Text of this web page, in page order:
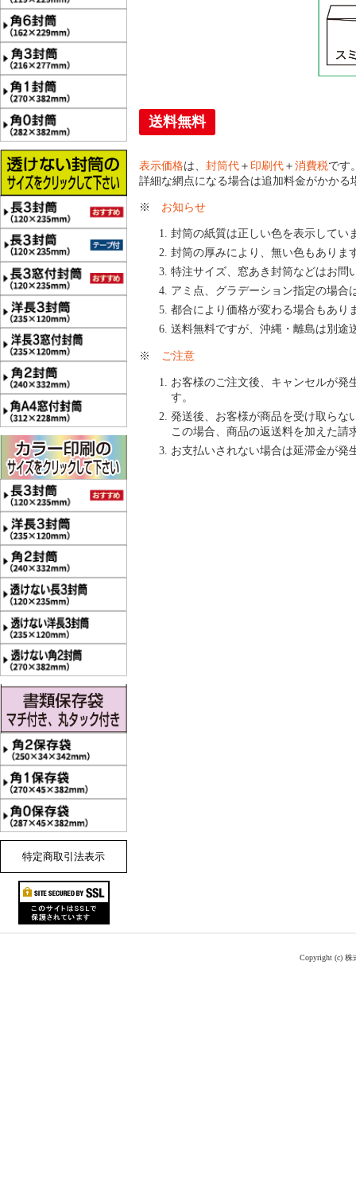
特定商取引法表示
送料無料
表示価格は、 封筒代 ＋ 印刷代 ＋ 消費税です
詳細な網点になる場合は追加料金がかかる
※ お知らせ
封筒の紙質は正しい色を表示してい
封筒の厚みにより、無い色もありま
特注サイズ、窓あき封筒などはお問
アミ点、グラデーション指定の場合
都合により価格が変わる場合もあり
送料無料ですが、沖縄・離島は別途
※ ご注意
お客様のご注文後、キャンセルが発
す。
発送後、お客様が商品を受け取らな
この場合、商品の返送料を加えた請
お支払いされない場合は延滞金が発
Copyright (c)